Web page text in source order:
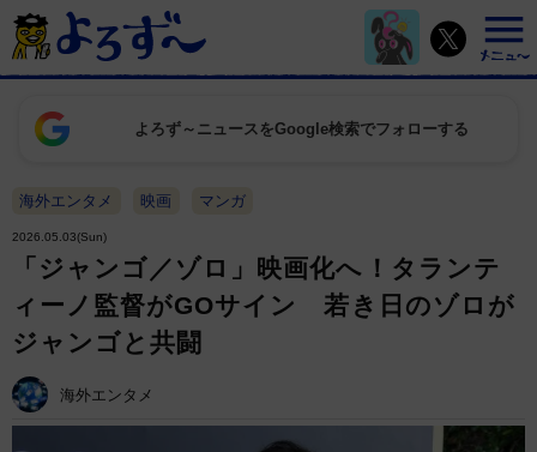
よろず～ニュースをGoogle検索でフォローする
海外エンタメ 映画 マンガ
2026.05.03(Sun)
「ジャンゴ／ゾロ」映画化へ！タランテ
ィーノ監督がGOサイン 若き日のゾロが
ジャンゴと共闘
海外エンタメ